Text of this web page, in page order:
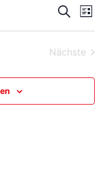
und
SucheListe
Nächste